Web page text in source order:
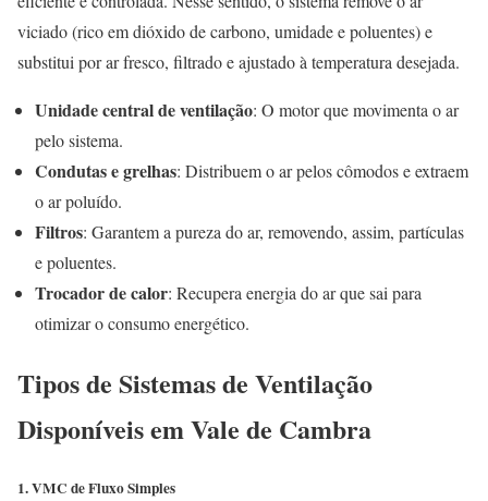
viciado (rico em dióxido de carbono, umidade e poluentes) e
substitui por ar fresco, filtrado e ajustado à temperatura desejada.
Unidade central de ventilação: O motor que movimenta o ar
pelo sistema.
Condutas e grelhas: Distribuem o ar pelos cômodos e extraem
o ar poluído.
Filtros: Garantem a pureza do ar, removendo, assim, partículas
e poluentes.
Trocador de calor: Recupera energia do ar que sai para
otimizar o consumo energético.
Tipos de Sistemas de Ventilação
Disponíveis em Vale de Cambra
1. VMC de Fluxo Simples